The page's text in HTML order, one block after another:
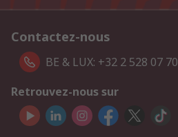
Contactez-nous
BE & LUX: +32 2 528 07 70
Retrouvez-nous sur